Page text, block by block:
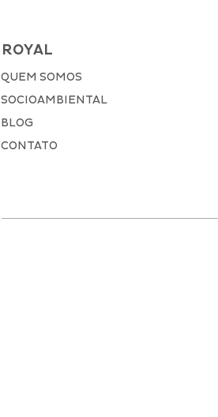
ROYAL
QUEM SOMOS
SOCIOAMBIENTAL
BLOG
CONTATO